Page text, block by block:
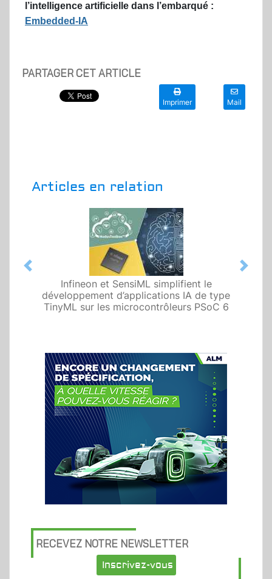
l’intelligence artificielle dans l’embarqué :
Embedded-IA
PARTAGER CET ARTICLE
Imprimer Mail
Articles en relation
Infineon et SensiML simplifient le
développement d’applications IA de type
TinyML sur les microcontrôleurs PSoC 6
Previous Next
RECEVEZ NOTRE NEWSLETTER
Inscrivez-vous